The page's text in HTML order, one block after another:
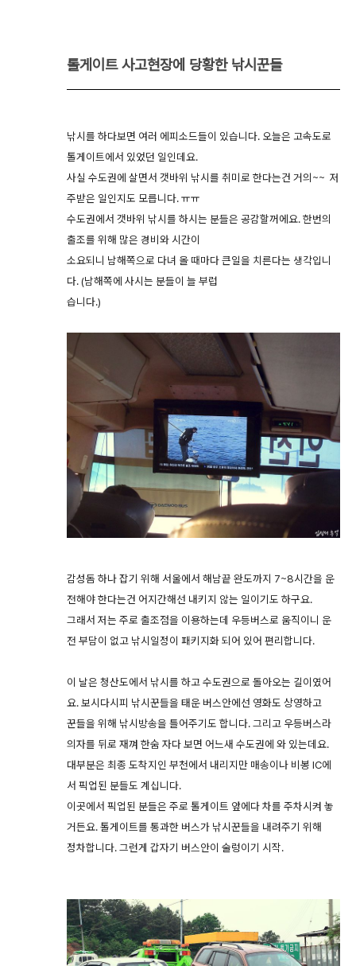
톨게이트 사고현장에 당황한 낚시꾼들
낚시를 하다보면 여러 에피소드들이 있습니다. 오늘은 고속도로
톨게이트에서 있었던 일인데요.
사실 수도권에 살면서 갯바위 낚시를 취미로 한다는건 거의~~ 저
주받은 일인지도 모릅니다. ㅠㅠ
수도권에서 갯바위 낚시를 하시는 분들은 공감할꺼에요. 한번의
출조를 위해 많은 경비와 시간이
소요되니 남해쪽으로 다녀 올 때마다 큰일을 치른다는 생각입니
다. (남해쪽에 사시는 분들이 늘 부럽
습니다.)
감성돔 하나 잡기 위해 서울에서 해남끝 완도까지 7~8시간을 운
전해야 한다는건 어지간해선 내키지 않는 일이기도 하구요.
그래서 저는 주로 출조점을 이용하는데 우등버스로 움직이니 운
전 부담이 없고 낚시일정이 패키지화 되어 있어 편리합니다.
이 날은 청산도에서 낚시를 하고 수도권으로 돌아오는 길이였어
요. 보시다시피 낚시꾼들을 태운 버스안에선 영화도 상영하고
꾼들을 위해 낚시방송을 틀어주기도 합니다. 그리고 우등버스라
의자를 뒤로 재껴 한숨 자다 보면 어느새 수도권에 와 있는데요.
대부분은 최종 도착지인 부천에서 내리지만 매송이나 비봉 IC에
서 픽업된 분들도 계십니다.
이곳에서 픽업된 분들은 주로 톨게이트 앞에다 차를 주차시켜 놓
거든요. 톨게이트를 통과한 버스가 낚시꾼들을 내려주기 위해
정차합니다. 그런게 갑자기 버스안이 술렁이기 시작.